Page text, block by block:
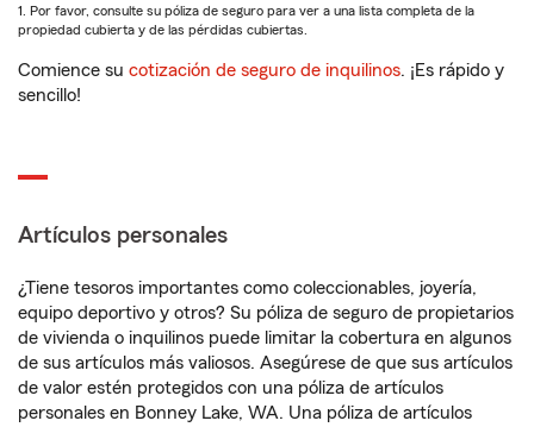
1. Por favor, consulte su póliza de seguro para ver a una lista completa de la
propiedad cubierta y de las pérdidas cubiertas.
Comience su cotización de seguro de inquilinos. ¡Es rápido y
sencillo!
Artículos personales
¿Tiene tesoros importantes como coleccionables, joyería,
equipo deportivo y otros? Su póliza de seguro de propietarios
de vivienda o inquilinos puede limitar la cobertura en algunos
de sus artículos más valiosos. Asegúrese de que sus artículos
de valor estén protegidos con una póliza de artículos
personales en Bonney Lake, WA. Una póliza de artículos